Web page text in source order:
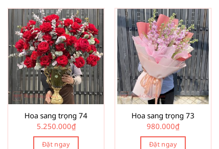
Hoa sang trọng 74
5.250.000₫
Đặt ngay
Hoa sang trọng 73
980.000₫
Đặt ngay